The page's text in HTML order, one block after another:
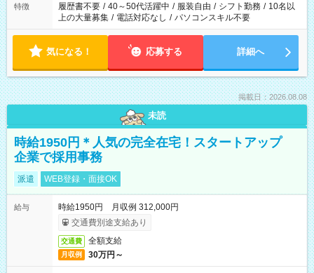
特徴 履歴書不要 / 40～50代活躍中 / 服装自由 / シフト勤務 / 10名以
上の大量募集 / 電話対応なし / パソコンスキル不要
気になる！ 応募する 詳細へ
掲載日：2026.08.08
未読
時給1950円＊人気の完全在宅！スタートアップ
企業で採用事務
派遣 WEB登録・面接OK
給与
時給1950円 月収例 312,000円
交通費別途支給あり
交通費 全額支給
月収例 30万円～